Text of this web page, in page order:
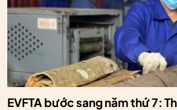
EVFTA bước sang năm thứ 7: